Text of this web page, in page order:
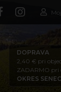
DOPRAVA
2,40 € pri
ZADARMO pri
OKRES